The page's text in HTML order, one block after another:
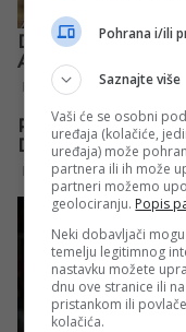
Pohrana i/ili
Saznajte više
Vaši će se osobni
uređaja (kolačiće,
uređaja) može
partnera ili ih može
partneri možemo
geolociranju. Popis
Neki dobavljači
temelju legitimnog
nastavku možete
dnu ove stranice ili
pristankom ili
kolačića.